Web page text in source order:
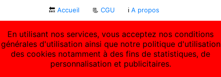
🔙 Accueil 📃 CGU ℹ A propos
En utilisant nos services, vous acceptez nos conditions
générales d'utilisation ainsi que notre politique d'utilisation
des cookies notamment à des fins de statistiques, de
personnalisation et publicitaires.